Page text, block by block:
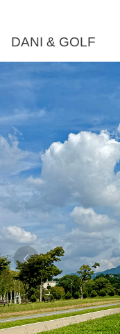
DANI & GOLF